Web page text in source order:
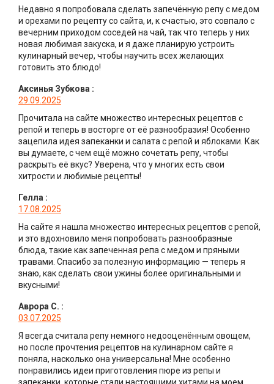
Недавно я попробовала сделать запечённую репу с медом
и орехами по рецепту со сайта, и, к счастью, это совпало с
вечерним приходом соседей на чай, так что теперь у них
новая любимая закуска, и я даже планирую устроить
кулинарный вечер, чтобы научить всех желающих
готовить это блюдо!
Аксинья Зубкова :
29.09.2025
Прочитала на сайте множество интересных рецептов с
репой и теперь в восторге от её разнообразия! Особенно
зацепила идея запеканки и салата с репой и яблоками. Как
вы думаете, с чем ещё можно сочетать репу, чтобы
раскрыть её вкус? Уверена, что у многих есть свои
хитрости и любимые рецепты!
Гелла :
17.08.2025
На сайте я нашла множество интересных рецептов с репой,
и это вдохновило меня попробовать разнообразные
блюда, такие как запеченная репа с медом и пряными
травами. Спасибо за полезную информацию — теперь я
знаю, как сделать свои ужины более оригинальными и
вкусными!
Аврора С. :
03.07.2025
Я всегда считала репу немного недооценённым овощем,
но после прочтения рецептов на кулинарном сайте я
поняла, насколько она универсальна! Мне особенно
понравились идеи приготовления пюре из репы и